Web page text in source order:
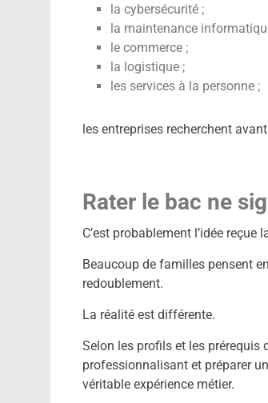
la cybersécurité ;
la maintenance
le commerce ;
la logistique ;
les services à la personne ;
les entreprises recherchent
Rater le bac ne
C’est probablement l’idée reçue
Beaucoup de familles pensent
redoublement.
La réalité est différente.
Selon les profils et les prérequis
professionnalisant et préparer
véritable expérience métier.